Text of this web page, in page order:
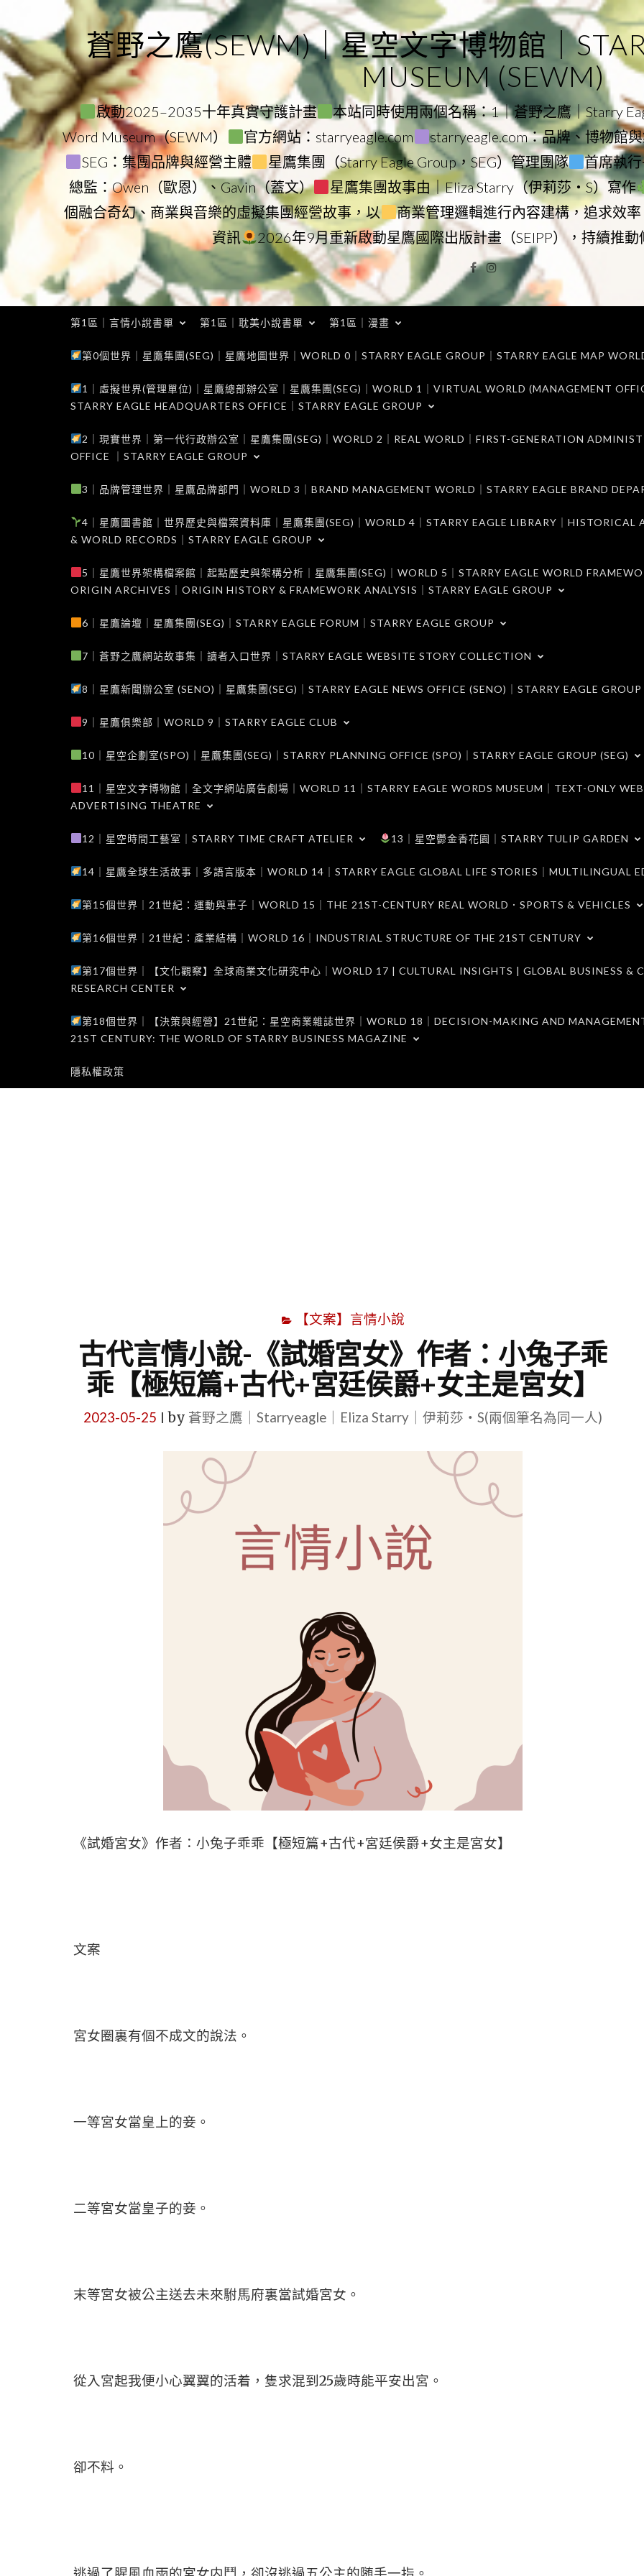
to
content
蒼野之鷹(SEWM)｜星空文字博物館｜
MUSEUM (SEWM)
啟動2025–2035十年真實守護計畫
本站同時使用兩個名稱：1｜蒼野之鷹｜Starry
Word Museum（SEWM）
官方網站：starryeagle.com starryeagle.com：品牌、博物館
SEG：集團品牌與經營主體
星鷹集團（Starry Eagle Group，SEG）管理團隊 首席執
總監：Owen（歐恩）、Gavin（蓋文）
星鷹集團故事由｜Eliza Starry（伊莉莎・S）寫作
個融合奇幻、商業與音樂的虛擬集團經營故事，以
商業管理邏輯進行內容建構，追求效
資訊
2026年9月重新啟動星鷹國際出版計畫（SEIPP），持續推
Facebook
Instagram
第1區｜言情小說書單 第1區｜耽美小說書單 第1區｜漫畫
第0個世界｜星鷹集團(SEG)｜星鷹地圖世界｜WORLD 0｜STARRY EAGLE GROUP｜STARRY EAGLE MAP
1｜虛擬世界(管理單位)｜星鷹總部辦公室｜星鷹集團(SEG)｜WORLD 1｜VIRTUAL WORLD (MANAGEMENT
STARRY EAGLE HEADQUARTERS OFFICE｜STARRY EAGLE GROUP
2｜現實世界｜第一代行政辦公室｜星鷹集團(SEG)｜WORLD 2｜REAL WORLD｜FIRST-GENERATION
OFFICE ｜STARRY EAGLE GROUP
3｜品牌管理世界｜星鷹品牌部門｜WORLD 3｜BRAND MANAGEMENT WORLD｜STARRY EAGLE BRAND
4｜星鷹圖書館｜世界歷史與檔案資料庫｜星鷹集團(SEG)｜WORLD 4｜STARRY EAGLE LIBRARY｜HISTORICAL
& WORLD RECORDS｜STARRY EAGLE GROUP
5｜星鷹世界架構檔案館｜起點歷史與架構分析｜星鷹集團(SEG)｜WORLD 5｜STARRY EAGLE WORLD
ORIGIN ARCHIVES｜ORIGIN HISTORY & FRAMEWORK ANALYSIS｜STARRY EAGLE GROUP
6｜星鷹論壇｜星鷹集團(SEG)｜STARRY EAGLE FORUM｜STARRY EAGLE GROUP
7｜蒼野之鷹網站故事集｜讀者入口世界｜STARRY EAGLE WEBSITE STORY COLLECTION
8｜星鷹新聞辦公室 (SENO)｜星鷹集團(SEG)｜STARRY EAGLE NEWS OFFICE (SENO)｜STARRY EAGLE GROUP
9｜星鷹俱樂部｜WORLD 9｜STARRY EAGLE CLUB
10｜星空企劃室(SPO)｜星鷹集團(SEG)｜STARRY PLANNING OFFICE (SPO)｜STARRY EAGLE GROUP (SEG)
11｜星空文字博物館｜全文字網站廣告劇場｜WORLD 11｜STARRY EAGLE WORDS MUSEUM｜TEXT-ONLY
ADVERTISING THEATRE
12｜星空時間工藝室｜STARRY TIME CRAFT ATELIER 13｜星空鬱金香花園｜STARRY TULIP GARDEN
14｜星鷹全球生活故事｜多語言版本｜WORLD 14｜STARRY EAGLE GLOBAL LIFE STORIES｜MULTILINGUAL
第15個世界｜21世紀：運動與車子｜WORLD 15｜THE 21ST-CENTURY REAL WORLD．SPORTS & VEHICLES
第16個世界｜21世紀：產業結構｜WORLD 16｜INDUSTRIAL STRUCTURE OF THE 21ST CENTURY
第17個世界｜【文化觀察】全球商業文化研究中心｜WORLD 17 | CULTURAL INSIGHTS | GLOBAL BUSINESS &
RESEARCH CENTER
第18個世界｜【決策與經營】21世紀：星空商業雜誌世界｜WORLD 18｜DECISION-MAKING AND
21ST CENTURY: THE WORLD OF STARRY BUSINESS MAGAZINE
隱私權政策
【文案】言情小說
古代言情小說-《試婚宮女》作者：小兔子乖
乖【極短篇+古代+宮廷侯爵+女主是宮女】
2023-05-25 by 蒼野之鷹｜Starryeagle｜Eliza Starry｜伊莉莎・S(兩個筆名為同一人)
《試婚宮女》作者：小兔子乖乖【極短篇+古代+宮廷侯爵+女主是宮女】
文案
宮女圈裏有個不成文的說法。
一等宮女當皇上的妾。
二等宮女當皇子的妾。
末等宮女被公主送去未來駙馬府裏當試婚宮女。
從入宮起我便小心翼翼的活着，隻求混到25歲時能平安出宮。
卻不料。